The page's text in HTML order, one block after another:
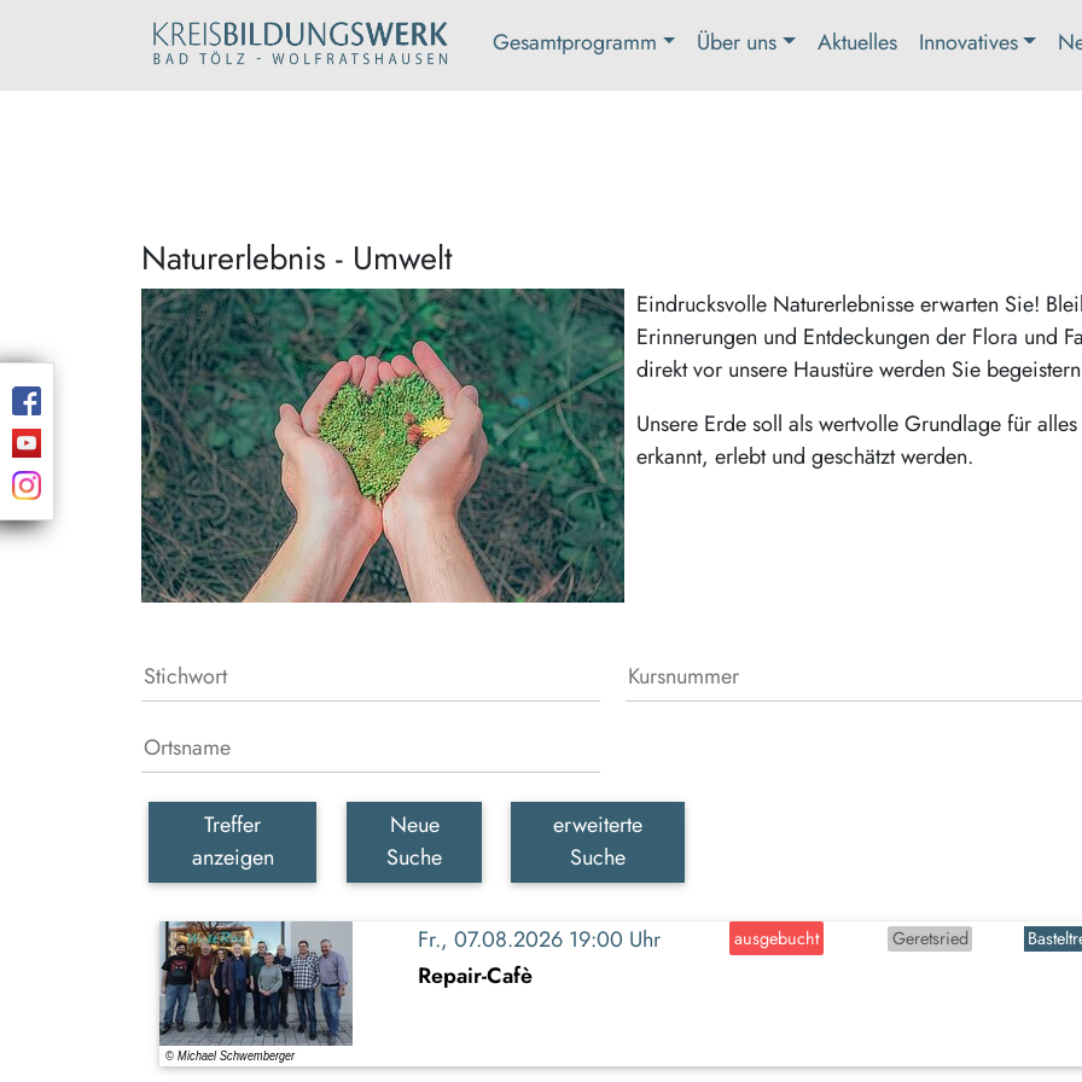
Gesamtprogramm Über uns Aktuelles Innovatives
Naturerlebnis - Umwelt
Eindrucksvolle Naturerlebnisse erwarten Sie!
Erinnerungen und Entdeckungen der Flora und
direkt vor unsere Haustüre werden Sie
Unsere Erde soll als wertvolle Grundlage für
erkannt, erlebt und geschätzt werden.
Treffer
anzeigen
Neue
Suche
erweiterte
Suche
Fr., 07.08.2026 19:00 Uhr ausgebucht Geretsried
Repair-Cafè